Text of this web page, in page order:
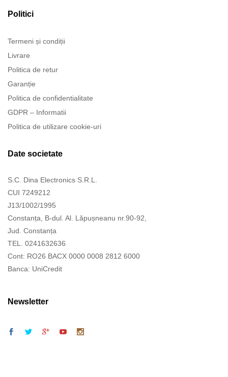
Politici
Termeni și condiții
Livrare
Politica de retur
Garanție
Politica de confidentialitate
GDPR – Informatii
Politica de utilizare cookie-uri
Date societate
S.C. Dina Electronics S.R.L.
CUI 7249212
J13/1002/1995
Constanța, B-dul. Al. Lăpușneanu nr.90-92,
Jud. Constanța
TEL. 0241632636
Cont: RO26 BACX 0000 0008 2812 6000
Banca: UniCredit
Newsletter